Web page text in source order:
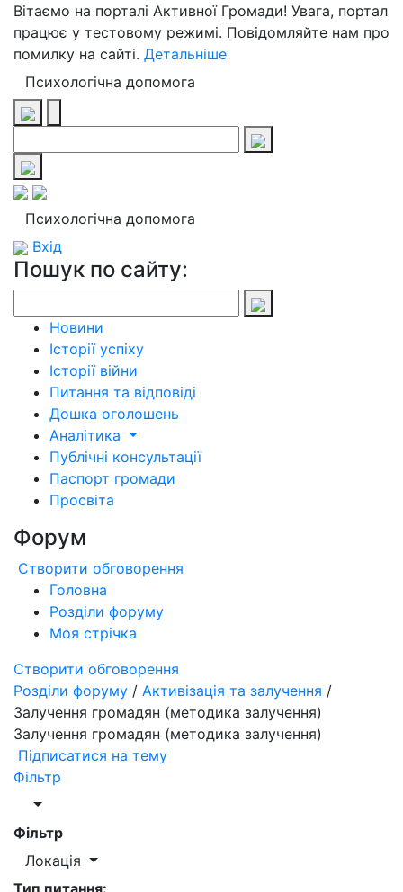
Вітаємо на порталі Активної Громади! Увага, портал
працює у тестовому режимі. Повідомляйте нам про
помилку на сайті. Детальніше
Психологічна допомога
Психологічна допомога
Вхід
Пошук по сайту:
Новини
Історії успіху
Історії війни
Питання та відповіді
Дошка оголошень
Аналітика
Публічні консультації
Паспорт громади
Просвіта
Форум
Створити обговорення
Головна
Розділи форуму
Моя стрічка
Створити обговорення
Розділи форуму / Активізація та залучення /
Залучення громадян (методика залучення)
Залучення громадян (методика залучення)
Підписатися на тему
Фільтр
Фільтр
Локація
Тип питання: